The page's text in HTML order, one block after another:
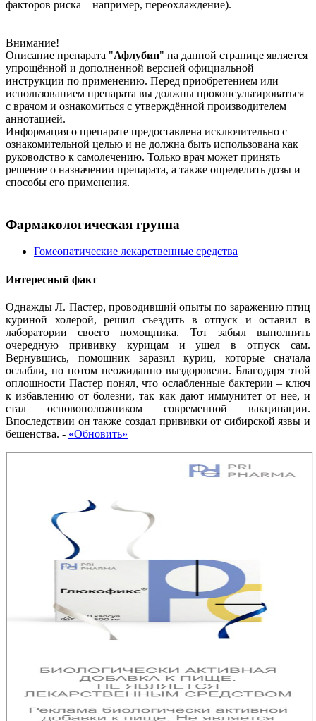
факторов риска – например, переохлаждение).
Внимание!
Описание препарата "Афлубин" на данной странице является
упрощённой и дополненной версией официальной
инструкции по применению. Перед приобретением или
использованием препарата вы должны проконсультироваться
с врачом и ознакомиться с утверждённой производителем
аннотацией.
Информация о препарате предоставлена исключительно с
ознакомительной целью и не должна быть использована как
руководство к самолечению. Только врач может принять
решение о назначении препарата, а также определить дозы и
способы его применения.
Фармакологическая группа
Гомеопатические лекарственные средства
Интересный факт
Однажды Л. Пастер, проводивший опыты по заражению птиц
куриной холерой, решил съездить в отпуск и оставил в
лаборатории своего помощника. Тот забыл выполнить
очередную прививку курицам и ушел в отпуск сам.
Вернувшись, помощник заразил куриц, которые сначала
ослабли, но потом неожиданно выздоровели. Благодаря этой
оплошности Пастер понял, что ослабленные бактерии – ключ
к избавлению от болезни, так как дают иммунитет от нее, и
стал основоположником современной вакцинации.
Впоследствии он также создал прививки от сибирской язвы и
бешенства. - «Обновить»